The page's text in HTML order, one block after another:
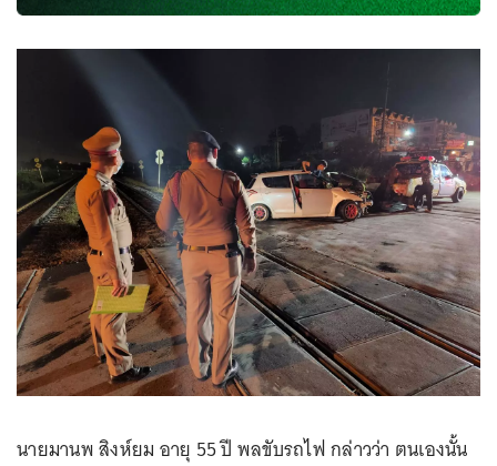
นายมานพ สิงห์ยม อายุ 55 ปี พลขับรถไฟ กล่าวว่า ตนเองนั้น